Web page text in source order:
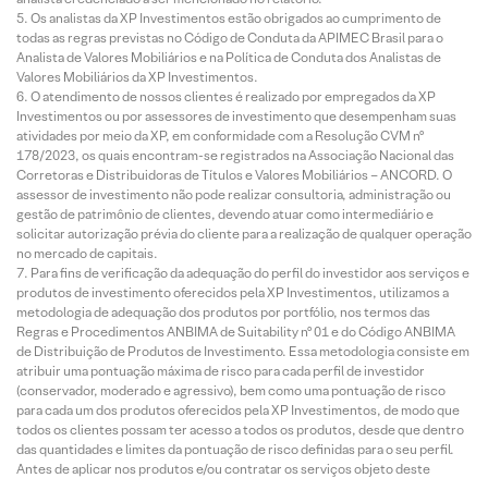
Os analistas da XP Investimentos estão obrigados ao cumprimento de
todas as regras previstas no Código de Conduta da APIMEC Brasil para o
Analista de Valores Mobiliários e na Política de Conduta dos Analistas de
Valores Mobiliários da XP Investimentos.
O atendimento de nossos clientes é realizado por empregados da XP
Investimentos ou por assessores de investimento que desempenham suas
atividades por meio da XP, em conformidade com a Resolução CVM nº
178/2023, os quais encontram-se registrados na Associação Nacional das
Corretoras e Distribuidoras de Títulos e Valores Mobiliários – ANCORD. O
assessor de investimento não pode realizar consultoria, administração ou
gestão de patrimônio de clientes, devendo atuar como intermediário e
solicitar autorização prévia do cliente para a realização de qualquer operação
no mercado de capitais.
Para fins de verificação da adequação do perfil do investidor aos serviços e
produtos de investimento oferecidos pela XP Investimentos, utilizamos a
metodologia de adequação dos produtos por portfólio, nos termos das
Regras e Procedimentos ANBIMA de Suitability nº 01 e do Código ANBIMA
de Distribuição de Produtos de Investimento. Essa metodologia consiste em
atribuir uma pontuação máxima de risco para cada perfil de investidor
(conservador, moderado e agressivo), bem como uma pontuação de risco
para cada um dos produtos oferecidos pela XP Investimentos, de modo que
todos os clientes possam ter acesso a todos os produtos, desde que dentro
das quantidades e limites da pontuação de risco definidas para o seu perfil.
Antes de aplicar nos produtos e/ou contratar os serviços objeto deste